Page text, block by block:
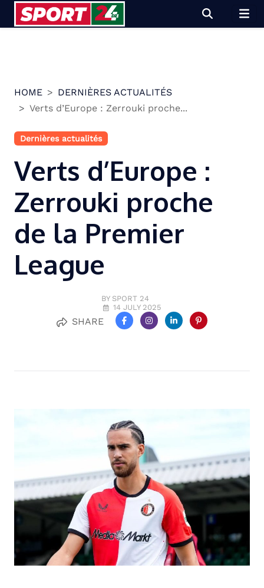
HOME
DERNIÈRES ACTUALITÉS
Verts d’Europe : Zerrouki proche...
Dernières actualités
Verts d’Europe :
Zerrouki proche
de la Premier
League
BY SPORT 24
14 JULY 2025
SHARE